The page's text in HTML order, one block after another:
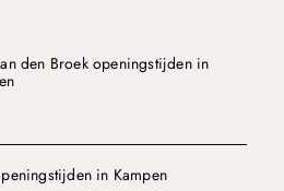
den Broek openingstijden in
in Kampen